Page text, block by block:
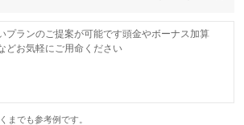
プランのご提案が可能です頭金やボーナス加算
どお気軽にご用命ください
までも参考例です。